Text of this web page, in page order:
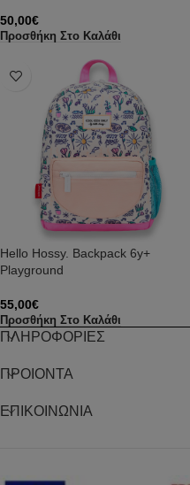
50,00€
Προσθήκη Στο Καλάθι
Hello Hossy. Backpack 6y+
Playground
55,00€
Προσθήκη Στο Καλάθι
ΠΛΗΡΟΦΟΡΙΕΣ
ΠΡΟΙΟΝΤΑ
ΕΠΙΚΟΙΝΩΝΙΑ